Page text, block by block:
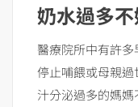
奶水過多
醫療院所中有許
停止哺餵或母親
汁分泌過多的媽